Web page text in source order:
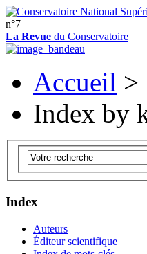
n°7
La Revue du Conservatoire
Accueil >
Index by
Index
Auteurs
Éditeur scientifique